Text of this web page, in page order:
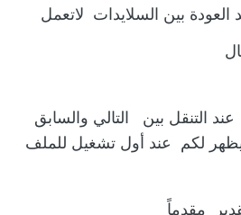
بين السلايدات لاتعمل
التنقل بين التالي والسابق
لكم عند أول تشغيل للملف
مقدماً